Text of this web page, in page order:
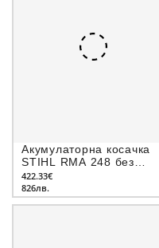
Акумулаторна косачка
STIHL RMA 248 без
батерия и зарядно, 36 V
422.33€
826лв.